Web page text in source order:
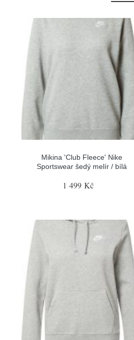
Mikina 'Club Fleece' Nike
Sportswear šedý melír / bílá
1 499 Kč